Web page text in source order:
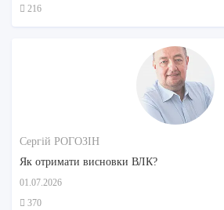
216
Сергій РОГОЗІН
Як отримати висновки ВЛК?
01.07.2026
370